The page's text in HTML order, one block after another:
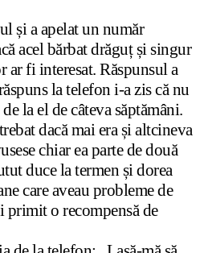
și a apelat un număr
acel bărbat drăguț și singur
ar fi interesat. Răspunsul a
la telefon i-a zis că nu
la el de câteva săptămâni.
dacă mai era și altcineva
chiar ea parte de două
duce la termen și dorea
care aveau probleme de
o recompensă de